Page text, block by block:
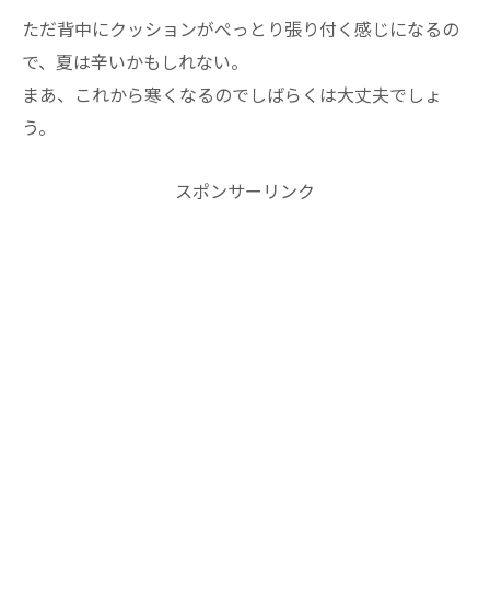
ただ背中にクッションがぺっとり張り付く感じになるの
で、夏は辛いかもしれない。
まあ、これから寒くなるのでしばらくは大丈夫でしょ
う。
スポンサーリンク